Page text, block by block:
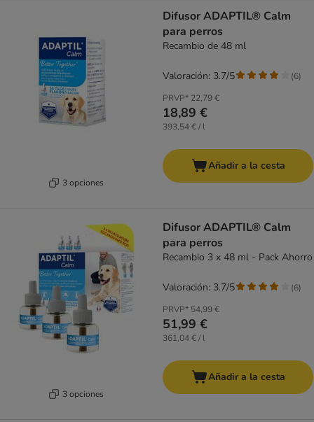
3 opciones
Difusor ADAPTIL® Calm
para perros
Recambio de 48 ml
PRVP* 22,79 €
18,89 €
393,54 € / l
Valoración: 3.7/5 (6)
Añadir a la cesta
3 opciones
Difusor ADAPTIL® Calm
para perros
Recambio 3 x 48 ml - Pack Ahorro
PRVP* 54,99 €
51,99 €
361,04 € / l
Valoración: 3.7/5 (6)
Añadir a la cesta